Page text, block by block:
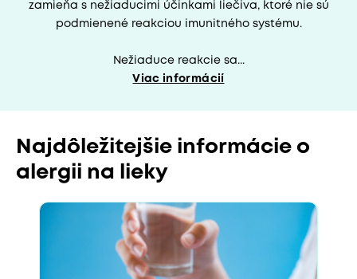
zamieňa s nežiaducimi účinkami liečiva, ktoré nie sú
podmienené reakciou imunitného systému.
Nežiaduce reakcie sa...
Viac informácií
Najdôležitejšie informácie o
alergii na lieky